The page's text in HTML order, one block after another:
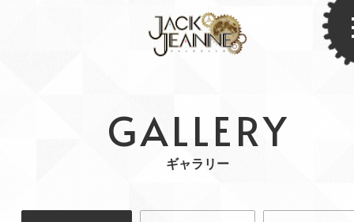
GALLERY
ギャラリー